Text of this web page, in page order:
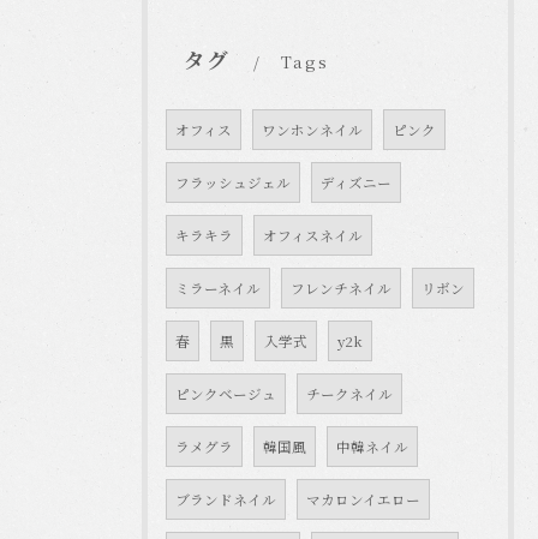
タグ Tags
オフィス ワンホンネイル ピンク
フラッシュジェル ディズニー
キラキラ オフィスネイル
ミラーネイル フレンチネイル リボン
春 黒 入学式 y2k
ピンクベージュ チークネイル
ラメグラ 韓国風 中韓ネイル
ブランドネイル マカロンイエロー